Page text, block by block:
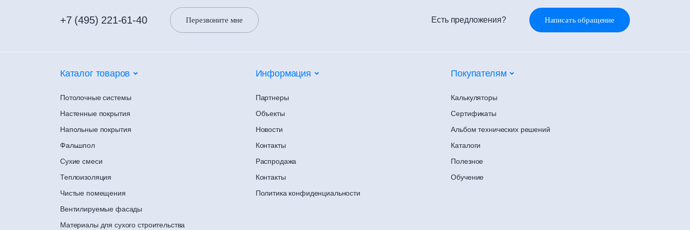
+7 (495) 221-61-40 Перезвоните мне Есть предложения? Написать обращение
Каталог товаров
Потолочные системы
Настенные покрытия
Напольные покрытия
Фальшпол
Сухие смеси
Теплоизоляция
Чистые помещения
Вентилируемые фасады
Материалы для сухого строительства
Информация
Партнеры
Объекты
Новости
Контакты
Распродажа
Контакты
Политика конфиденциальности
Покупателям
Калькуляторы
Сертификаты
Альбом технических решений
Каталоги
Полезное
Обучение